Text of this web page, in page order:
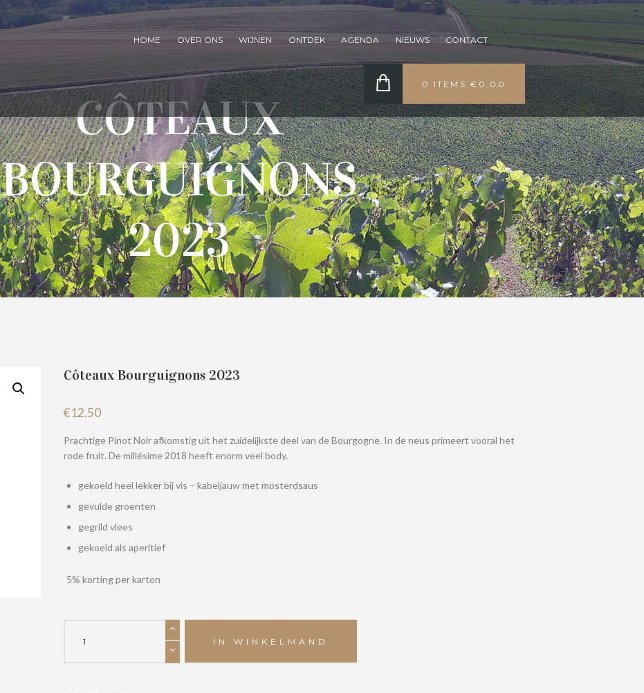
HOME OVER ONS WIJNEN ONTDEK AGENDA NIEUWS CONTACT
0 ITEMS €0.00
CÔTEAUX
BOURGUIGNONS
2023
Côteaux Bourguignons 2023
€12.50
Prachtige Pinot Noir afkomstig uit het zuidelijkste deel van de Bourgogne. In de neus primeert vooral het
rode fruit. De millésime 2018 heeft enorm veel body.
gekoeld heel lekker bij vis – kabeljauw met mosterdsaus
gevulde groenten
gegrild vlees
gekoeld als aperitief
5% korting per karton
Bourguignons
IN WINKELMAND